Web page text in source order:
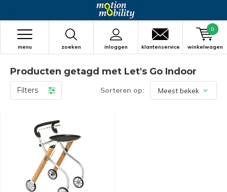
zoeken inloggen
menu klantenservice winkelwagen
0
Producten getagd met Let's Go Indoor
Filters Sorteren op: